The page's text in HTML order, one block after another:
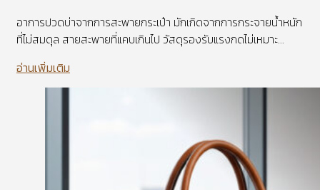
อาการปวดบ่าจากการสะพายกระเป๋า มักเกิดจากการกระจายน้ำหนัก
ที่ไม่สมดุล สายสะพายที่แคบเกินไป วัสดุรองรับแรงกดไม่เหมาะ...
อ่านเพิ่มเติม